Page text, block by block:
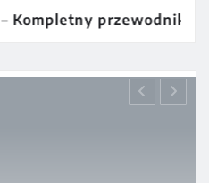
przewodnik dla